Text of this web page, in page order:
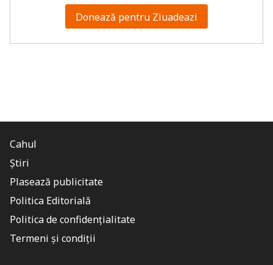
Donează pentru Ziuadeazi
Cahul
Știri
Plasează publicitate
Politica Editorială
Politica de confidențialitate
Termeni și condiții